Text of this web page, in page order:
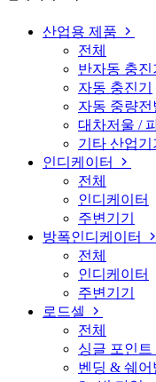
산업용 제품
전체
반자동 충진
자동 충진기
자동 중량전
대차저울 /
기타 산업기
인디케이터
전체
인디케이터
주변기기
방폭인디케이터
전체
인디케이터
주변기기
로드셀
전체
싱글 포인트
벤딩 & 쉐어